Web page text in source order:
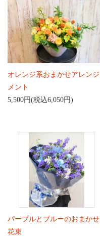
オレンジ系おまかせアレンジ
メント
5,500円(税込6,050円)
パープルとブルーのおまかせ
花束